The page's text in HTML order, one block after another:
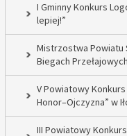
I Gminny Konkurs
lepiej!”
Mistrzostwa Powiatu
Biegach
V Powiatowy
Honor–Ojczyzna” w
III Powiatowy